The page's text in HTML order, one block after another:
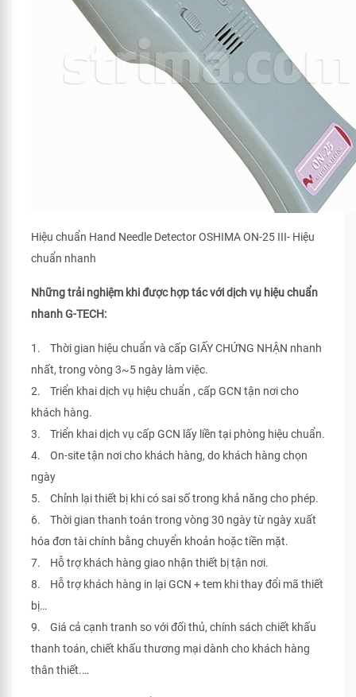
Hiệu chuẩn Hand Needle Detector OSHIMA ON-25 III- Hiệu
chuẩn nhanh
Những trải nghiệm khi được hợp tác với dịch vụ hiệu chuẩn
nhanh G-TECH:
1. Thời gian hiệu chuẩn và cấp GIẤY CHỨNG NHẬN nhanh
nhất, trong vòng 3~5 ngày làm việc.
2. Triển khai dịch vụ hiệu chuẩn , cấp GCN tận nơi cho
khách hàng.
3. Triển khai dịch vụ cấp GCN lấy liền tại phòng hiệu chuẩn.
4. On-site tận nơi cho khách hàng, do khách hàng chọn
ngày
5. Chỉnh lại thiết bị khi có sai số trong khả năng cho phép.
6. Thời gian thanh toán trong vòng 30 ngày từ ngày xuất
hóa đơn tài chính bằng chuyển khoản hoặc tiền mặt.
7. Hỗ trợ khách hàng giao nhận thiết bị tận nơi.
8. Hỗ trợ khách hàng in lại GCN + tem khi thay đổi mã thiết
bị…
9. Giá cả cạnh tranh so với đối thủ, chính sách chiết khấu
thanh toán, chiết khấu thương mại dành cho khách hàng
thân thiết.…